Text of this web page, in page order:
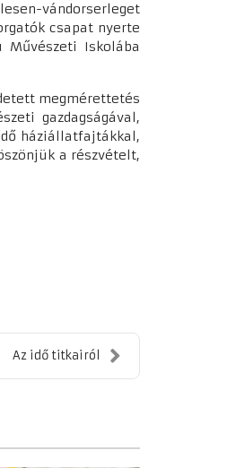
vándorserleget
csapat nyerte
Iskolába
megmérettetés
gazdagságával,
háziállatfajtákkal,
a részvételt,
Az idő titkairól